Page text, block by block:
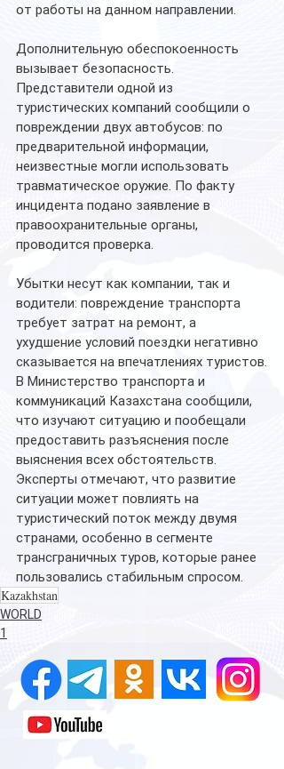
от работы на данном направлении.
Дополнительную обеспокоенность
вызывает безопасность.
Представители одной из
туристических компаний сообщили о
повреждении двух автобусов: по
предварительной информации,
неизвестные могли использовать
травматическое оружие. По факту
инцидента подано заявление в
правоохранительные органы,
проводится проверка.
Убытки несут как компании, так и
водители: повреждение транспорта
требует затрат на ремонт, а
ухудшение условий поездки негативно
сказывается на впечатлениях туристов.
В Министерство транспорта и
коммуникаций Казахстана сообщили,
что изучают ситуацию и пообещали
предоставить разъяснения после
выяснения всех обстоятельств.
Эксперты отмечают, что развитие
ситуации может повлиять на
туристический поток между двумя
странами, особенно в сегменте
трансграничных туров, которые ранее
пользовались стабильным спросом.
Kazakhstan
WORLD
1